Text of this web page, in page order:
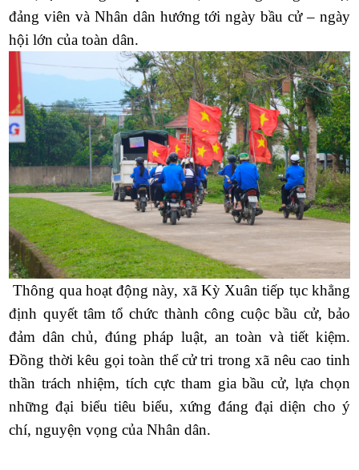
đảng viên và Nhân dân hướng tới ngày bầu cử – ngày
hội lớn của toàn dân.
Thông qua hoạt động này, xã Kỳ Xuân tiếp tục khẳng
định quyết tâm tổ chức thành công cuộc bầu cử, bảo
đảm dân chủ, đúng pháp luật, an toàn và tiết kiệm.
Đồng thời kêu gọi toàn thể cử tri trong xã nêu cao tinh
thần trách nhiệm, tích cực tham gia bầu cử, lựa chọn
những đại biểu tiêu biểu, xứng đáng đại diện cho ý
chí, nguyện vọng của Nhân dân.